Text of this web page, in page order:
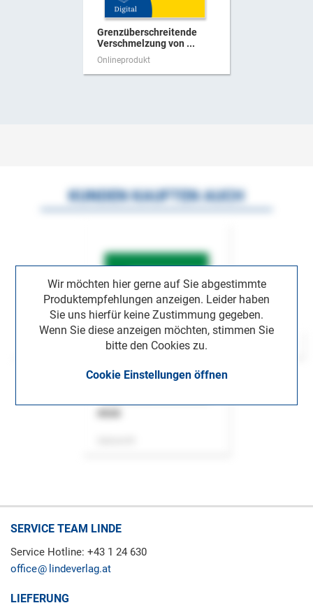
Grenzüberschreitende
Verschmelzung von ...
Onlineprodukt
Wir möchten hier gerne auf Sie abgestimmte
Produktempfehlungen anzeigen. Leider haben
Sie uns hierfür keine Zustimmung gegeben.
Wenn Sie diese anzeigen möchten, stimmen Sie
bitte den Cookies zu.
Cookie Einstellungen öffnen
KUNDEN KAUFTEN AUCH
SERVICE TEAM LINDE
Service Hotline: +43 1 24 630
office
lindeverlag.at
LIEFERUNG